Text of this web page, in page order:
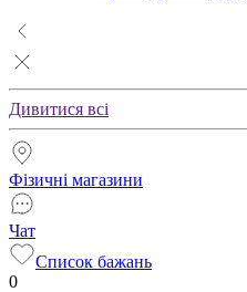
Дивитися всі
Фізичні магазини
Чат
Список бажань
0